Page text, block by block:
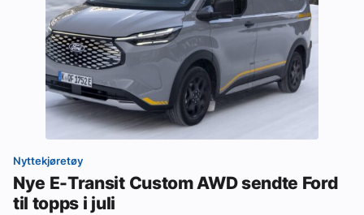
Nyttekjøretøy
Nye E-Transit Custom AWD sendte Ford
til topps i juli